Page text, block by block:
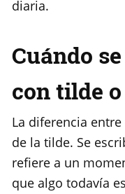
diaria.
Cuándo
con tilde
La diferencia entre
de la tilde. Se
refiere a un
que algo todavía